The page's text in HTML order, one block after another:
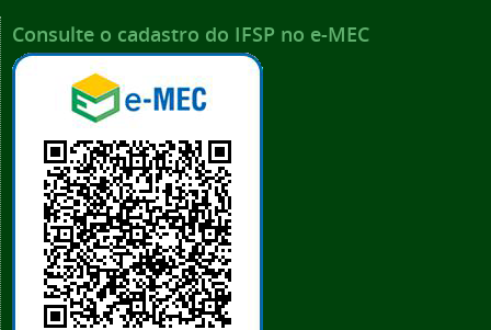
Consulte o cadastro do IFSP no e-MEC